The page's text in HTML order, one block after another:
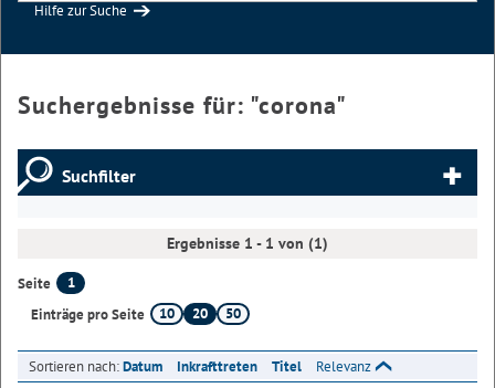
Hilfe zur Suche
Suchergebnisse für: "corona"
Suchfilter
Ergebnisse 1 - 1 von (1)
Seite
1
Einträge pro Seite
10 20 50
Sortieren nach:Datum Inkrafttreten Titel Relevanz